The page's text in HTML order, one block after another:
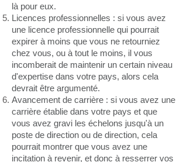
là pour eux.
Licences professionnelles : si vous avez
une licence professionnelle qui pourrait
expirer à moins que vous ne retourniez
chez vous, ou à tout le moins, il vous
incomberait de maintenir un certain niveau
d'expertise dans votre pays, alors cela
devrait être argumenté.
Avancement de carrière : si vous avez une
carrière établie dans votre pays et que
vous avez gravi les échelons jusqu'à un
poste de direction ou de direction, cela
pourrait montrer que vous avez une
incitation à revenir, et donc à resserrer vos